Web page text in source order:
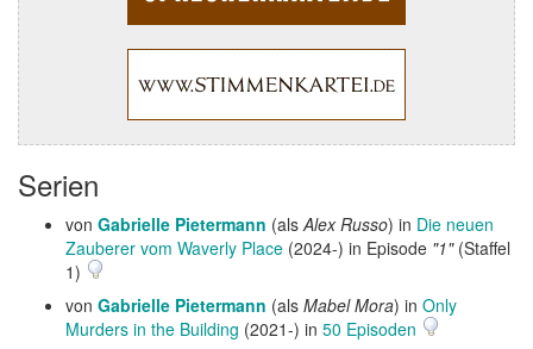
Serien
von Gabrielle Pietermann (alsAlex Russo) in Die neuen
Zauberer vom Waverly Place (2024-) in Episode "1"(Staffel
1)
von Gabrielle Pietermann (als Mabel Mora) in Only
Murders in the Building (2021-) in 50 Episoden